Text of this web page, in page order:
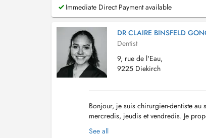
Immediate Direct Payment available
DR CLAIRE BINSFELD
Dentist
9, rue de l'Eau,
9225 Diekirch
Bonjour, je suis chirurgien-dentiste
mercredis, jeudis et vendredis. Je
consultations de prévention adultes et
See all